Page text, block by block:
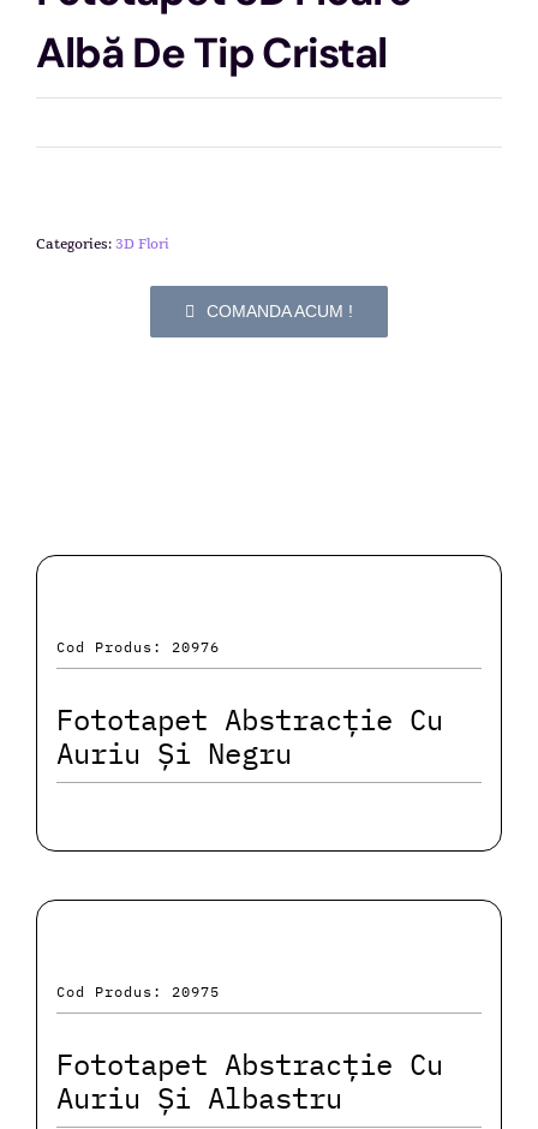
Albă De Tip Cristal
Categories:3D Flori
COMANDA ACUM !
Cod Produs: 20976
Fototapet Abstracție Cu
Auriu Și Negru
Cod Produs: 20975
Fototapet Abstracție Cu
Auriu Și Albastru